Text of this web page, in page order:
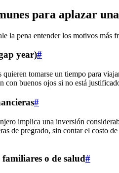
para aplazar
la pena entender los motivos más
year)#
quieren tomarse un tiempo para
con buenos ojos si no está
#
implica una inversión
de pregrado, sin contar el costo
o de salud#